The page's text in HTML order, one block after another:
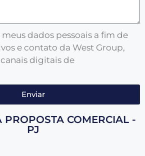
dados pessoais a fim de
e contato da West Group,
digitais de
Enviar
PROPOSTA COMERCIAL -
PJ